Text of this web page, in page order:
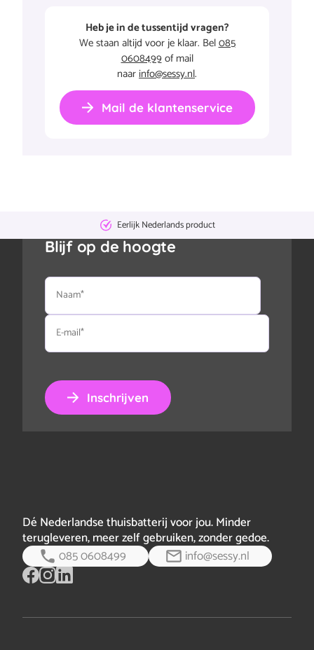
Heb je in de tussentijd vragen?
We staan altijd voor je klaar. Bel085
0608499of mail
naarinfo@sessy.nl.
Mail de klantenservice
Eerlijk Nederlands product
Blijf op de hoogte
Naam
E-
mail
Inschrijven
Dé Nederlandse thuisbatterij voor jou. Minder
terugleveren, meer zelf gebruiken, zonder gedoe.
085 0608499
info@sessy.nl